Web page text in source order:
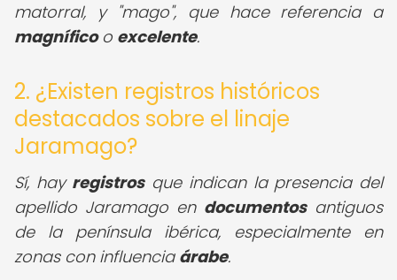
matorral, y "mago", que hace referencia a
magníficoo excelente.
2. ¿Existen registros históricos
destacados sobre el linaje
Jaramago?
Sí, hay registrosque indican la presencia del
apellido Jaramago en documentosantiguos
de la península ibérica, especialmente en
zonas con influencia árabe.